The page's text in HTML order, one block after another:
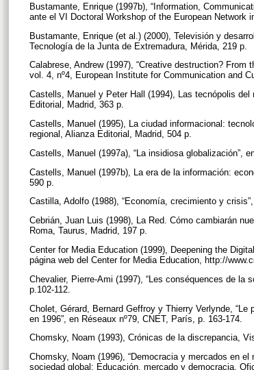
Bustamante, Enrique (1997b), “Information,
ante el VI Doctoral Workshop of the European Network
Bustamante, Enrique (et al.) (2000), Televisión y
Tecnología de la Junta de Extremadura, Mérida, 219 p.
Calabrese, Andrew (1997), “Creative destruction?
vol. 4, nº4, European Institute for Communication and
Castells, Manuel y Peter Hall (1994), Las tecnópolis
Editorial, Madrid, 363 p.
Castells, Manuel (1995), La ciudad informacional:
regional, Alianza Editorial, Madrid, 504 p.
Castells, Manuel (1997a), “La insidiosa globalización”,
Castells, Manuel (1997b), La era de la información:
590 p.
Castilla, Adolfo (1988), “Economía, crecimiento y
Cebrián, Juan Luis (1998), La Red. Cómo cambiarán
Roma, Taurus, Madrid, 197 p.
Center for Media Education (1999), Deepening the
página web del Center for Media Education, http://
Chevalier, Pierre-Ami (1997), “Les conséquences de la
p.102-112.
Cholet, Gérard, Bernard Geffroy y Thierry Verlynde,
en 1996”, en Réseaux nº79, CNET, París, p. 163-174.
Chomsky, Noam (1993), Crónicas de la discrepancia,
Chomsky, Noam (1996), “Democracia y mercados en
sociedad global: Educación, mercado y democracia,